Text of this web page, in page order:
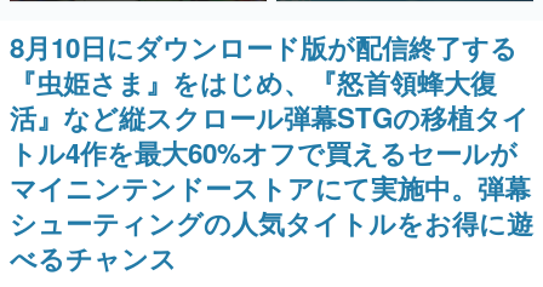
ゲームの企画書
名作ゲームクリエイターの方々に製作時のエピソードをお
聞きし、ヒットする企画（ゲーム）とは何か？を探ってい
きます。
赫本
この物語を解いてはいけない。『赫本』は、〈試験問題〉
の形をした短編ホラー小説集です。
新世代に訊く
これからのデジタルゲーム市場を担う若きクリエイター達
の姿を追い、彼らのルーツと情熱を探っていきます。
ンダー』発表！8月28日からオ
ープンベータテスト開催、2027
年2月下旬に稼働予定
ク・シユンさんが集結。コミケ
108『トリッカル』ブースの登
場ゲストが発表
8月10日にダウンロード版が配信終了する
『虫姫さま』をはじめ、『怒首領蜂大復
活』など縦スクロール弾幕STGの移植タイ
トル4作を最大60%オフで買えるセールが
マイニンテンドーストアにて実施中。弾幕
シューティングの人気タイトルをお得に遊
べるチャンス